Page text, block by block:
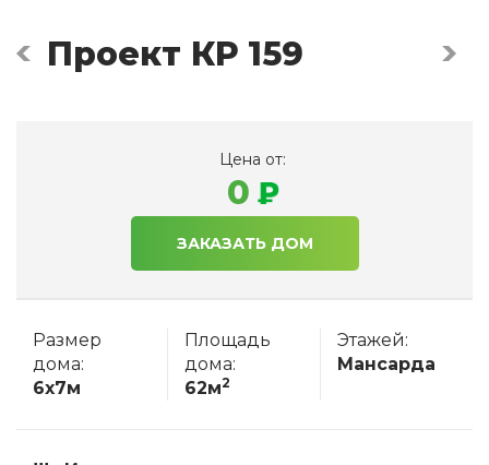
Проект КР 159
Цена от:
0
ЗАКАЗАТЬ ДОМ
Размер
дома:
6x7м
Площадь
дома:
62м2
Этажей:
Мансарда